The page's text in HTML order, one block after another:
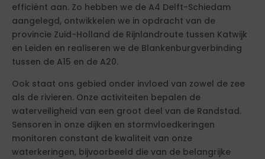
efficiënt aan. Zo hebben we de A4 Delft-Schiedam
aangelegd, ontwikkelen we in opdracht van de
provincie Zuid-Holland de Rijnlandroute tussen Katwijk
en Leiden en realiseren we de Blankenburgverbinding
tussen de A15 en de A20.
Ook staat ons gebied onder invloed van zowel de zee
als de rivieren. Onze activiteiten bepalen de
waterveiligheid van een groot deel van de Randstad.
Sensoren in onze dijken en stormvloedkeringen
monitoren constant de kwaliteit van onze
waterkeringen, bijvoorbeeld die van de belangrijke